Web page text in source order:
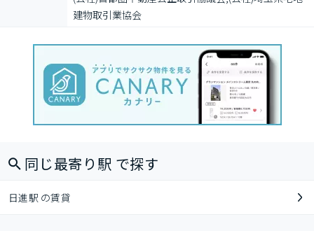
建物取引業協会
同じ最寄り駅 で探す
日進駅 の賃貸